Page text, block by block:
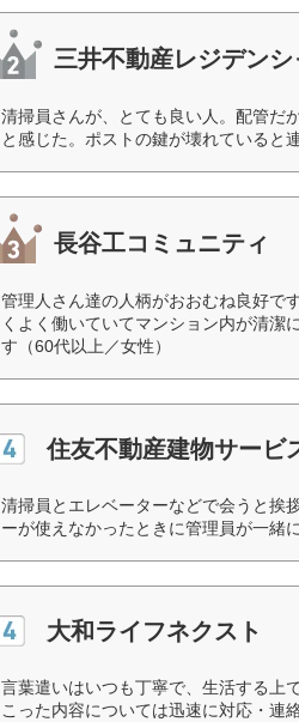
三井不動産レジデン
清掃員さんが、とても良い人。配管だ
と感じた。ポストの鍵が壊れていると
長谷工コミュニティ
管理人さん達の人柄がおおむね良好で
くよく働いていてマンション内が清潔
す（60代以上／女性）
住友不動産建物サービ
清掃員とエレベーターなどで会うと挨
ーが使えなかったときに管理員が一緒
大和ライフネクスト
言葉遣いはいつも丁寧で、生活する上
こった内容については迅速に対応・連